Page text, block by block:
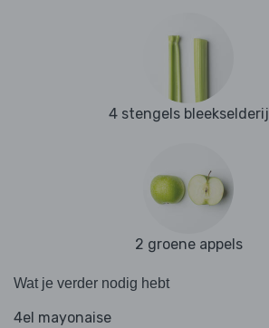
4 stengels bleekselderij
2 groene appels
Wat je verder nodig hebt
4el mayonaise